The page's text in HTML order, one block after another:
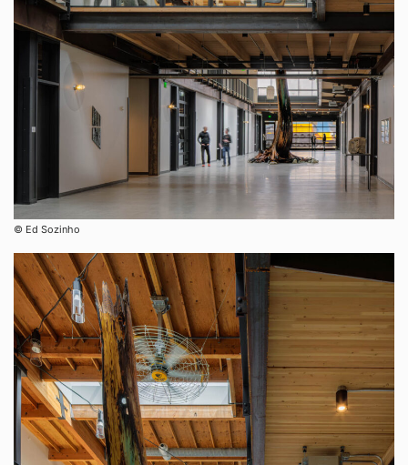
©︎ Ed Sozinho